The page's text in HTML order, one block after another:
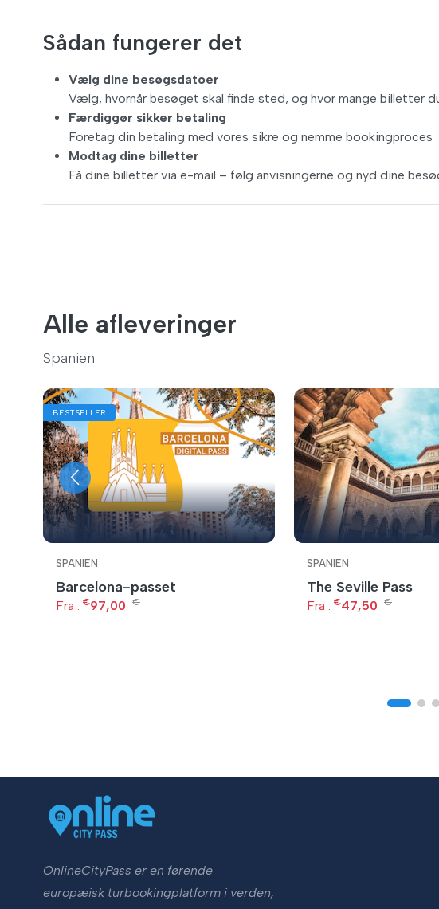
Sådan fungerer det
Vælg dine besøgsdatoer
Vælg, hvornår besøget skal finde sted, og hvor mange billetter
Færdiggør sikker betaling
Foretag din betaling med vores sikre og nemme bookingproces
Modtag dine billetter
Få dine billetter via e-mail – følg anvisningerne og nyd dine
Alle afleveringer
Spanien
BESTSELLER
SPANIEN
Barcelona-passet
Fra : €97,00 €
SPANIEN
The Seville Pass
Fra : €47,50 €
OnlineCityPass er en førende
europæisk turbookingplatform i verden,